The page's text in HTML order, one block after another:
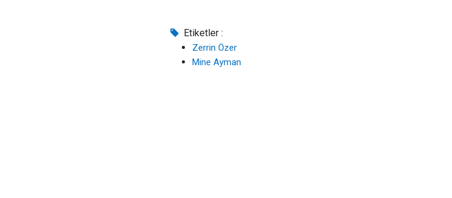
Etiketler :
Zerrin Özer
Mine Ayman